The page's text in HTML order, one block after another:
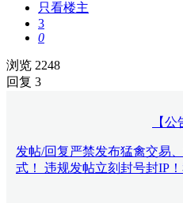
只看楼主
3
0
浏览 2248
回复 3
【公
发帖/回复严禁发布猛禽交易
式！ 违规发帖立刻封号封IP